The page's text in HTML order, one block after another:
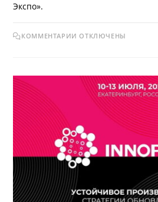
Экспо».
КОММЕНТАРИИ ОТКЛЮЧЕНЫ